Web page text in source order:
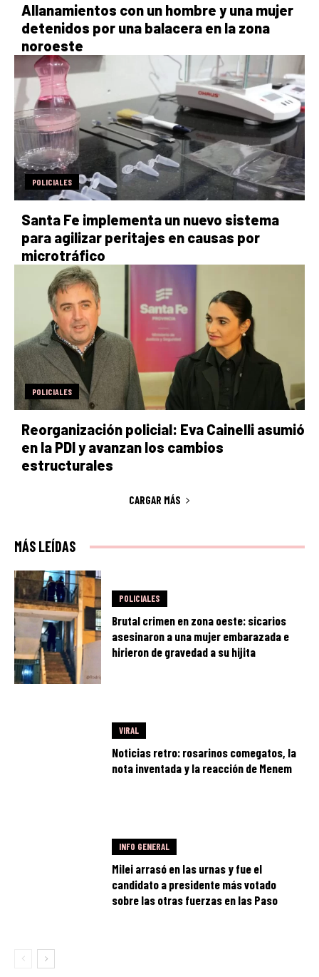
Allanamientos con un hombre y una mujer
detenidos por una balacera en la zona
noroeste
POLICIALES
Santa Fe implementa un nuevo sistema
para agilizar peritajes en causas por
microtráfico
POLICIALES
Reorganización policial: Eva Cainelli asumió
en la PDI y avanzan los cambios
estructurales
CARGAR MÁS
MÁS LEÍDAS
POLICIALES
Brutal crimen en zona oeste: sicarios
asesinaron a una mujer embarazada e
hirieron de gravedad a su hijita
VIRAL
Noticias retro: rosarinos comegatos, la
nota inventada y la reacción de Menem
INFO GENERAL
Milei arrasó en las urnas y fue el
candidato a presidente más votado
sobre las otras fuerzas en las Paso